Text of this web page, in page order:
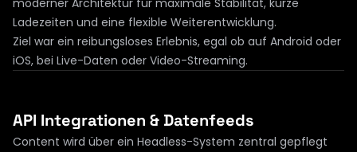
moderner Architektur für maximale Stabilität, kurze
Ladezeiten und eine flexible Weiterentwicklung.
Ziel war ein reibungsloses Erlebnis, egal ob auf Android oder
iOS, bei Live-Daten oder Video-Streaming.
API Integrationen & Datenfeeds
Content wird über ein Headless-System zentral gepflegt